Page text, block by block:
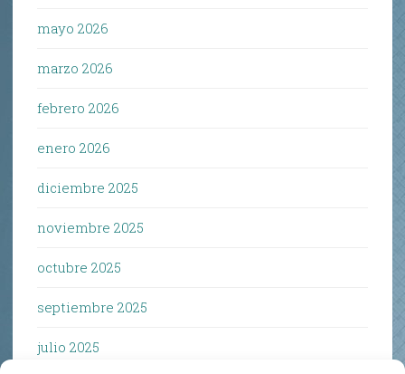
mayo 2026
marzo 2026
febrero 2026
enero 2026
diciembre 2025
noviembre 2025
octubre 2025
septiembre 2025
julio 2025